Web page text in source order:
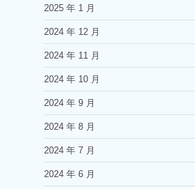
2025 年 1 月
2024 年 12 月
2024 年 11 月
2024 年 10 月
2024 年 9 月
2024 年 8 月
2024 年 7 月
2024 年 6 月